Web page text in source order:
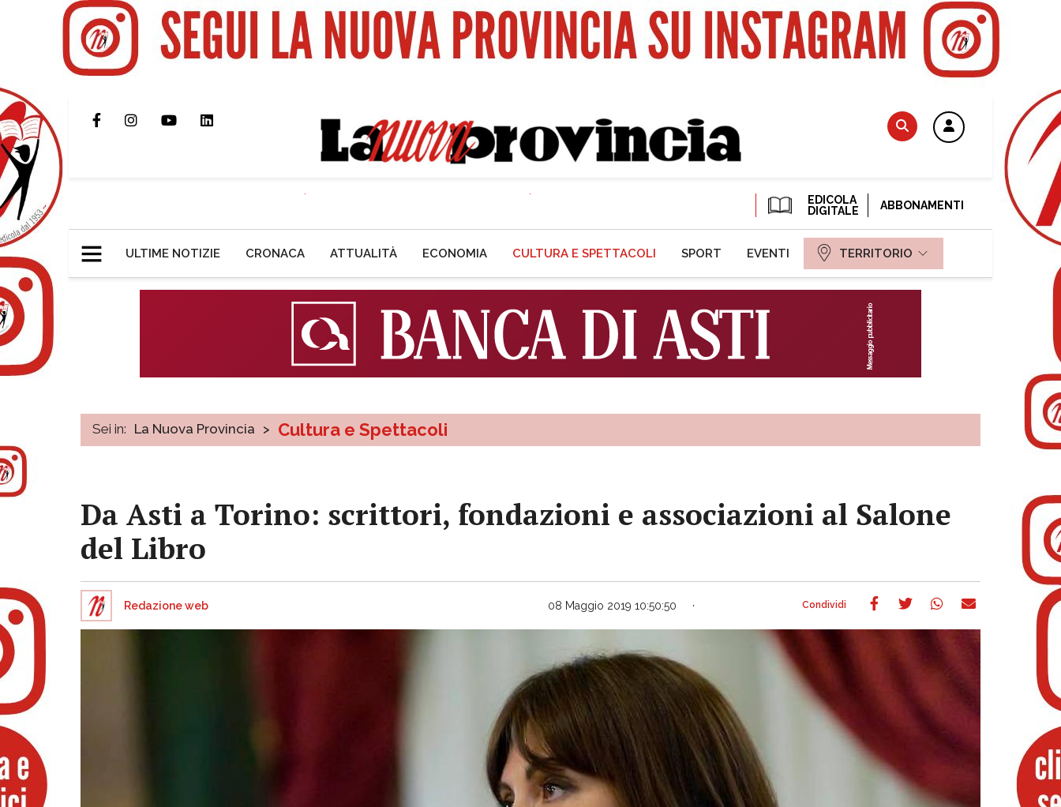
EDICOLA
DIGITALE
ABBONAMENTI
ULTIME NOTIZIE CRONACA ATTUALITÀ ECONOMIA CULTURA E SPETTACOLI SPORT EVENTI TERRITORIO
Sei in: La Nuova Provincia > Cultura e Spettacoli
Da Asti a Torino: scrittori, fondazioni e associazioni al Salone
del Libro
Redazione web 08 Maggio 2019 10:50:50